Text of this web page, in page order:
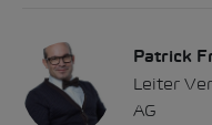
Patrick
Leiter
AG